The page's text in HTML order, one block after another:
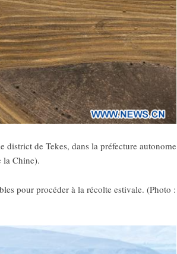
de Tekes, dans la préfecture autonome
la Chine).
pour procéder à la récolte estivale. (Photo :